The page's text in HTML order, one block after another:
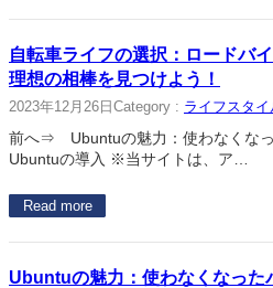
自転車ライフの選択：ロードバ
理想の相棒を見つけよう！
2023年12月26日 Category : ライフスタイ
前へ⇒ Ubuntuの魅力：使わなくな
Ubuntuの導入 ※当サイトは、ア…
Read more
Ubuntuの魅力：使わなくなっ